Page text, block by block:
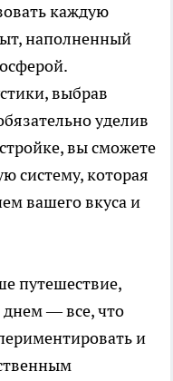
каждую
наполненный
выбрав
уделив
вы сможете
систему, которая
вашего вкуса и
путешествие,
днем — все, что
и